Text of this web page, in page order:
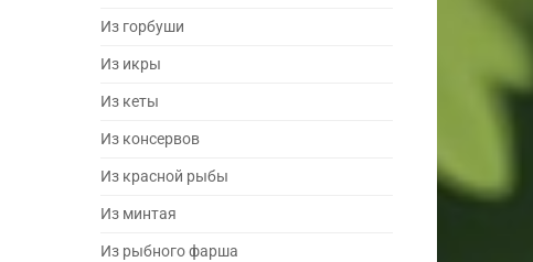
Из горбуши
Из икры
Из кеты
Из консервов
Из красной рыбы
Из минтая
Из рыбного фарша